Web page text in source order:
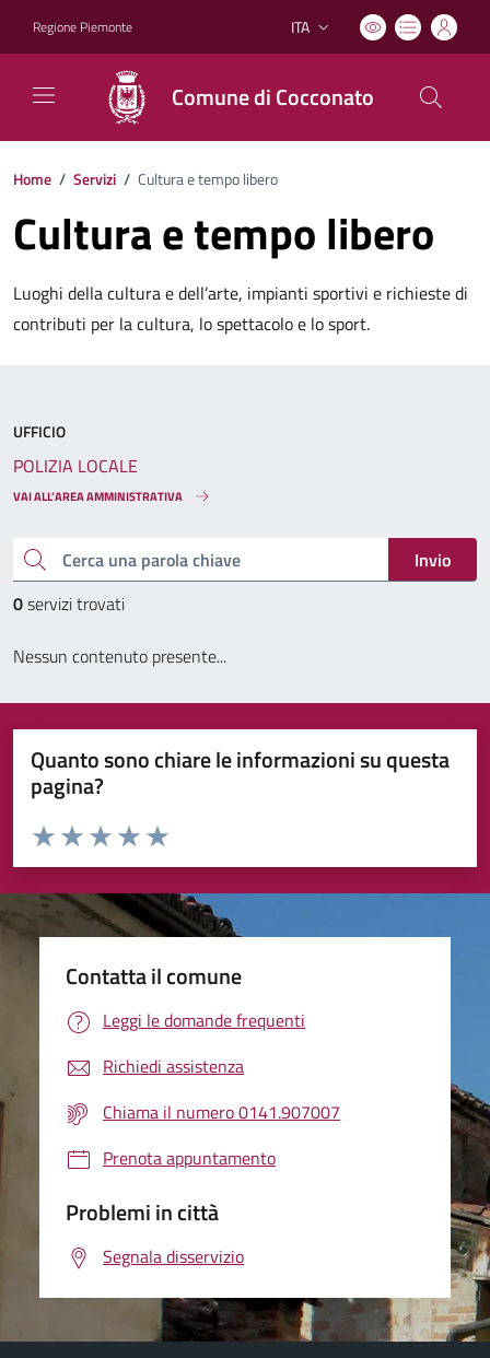
Regione Piemonte Lingua attiva:
ITA
Comune di Cocconato
Home / Servizi / Cultura e tempo libero
Cultura e tempo libero
Luoghi della cultura e dell’arte, impianti sportivi e richieste di
contributi per la cultura, lo spettacolo e lo sport.
Cerca una parola chiave
Invio
0servizi trovati
Nessun contenuto presente...
UFFICIO
POLIZIA LOCALE
VAI ALL’AREA AMMINISTRATIVA
Quanto sono chiare le informazioni su questa
pagina?
Valuta da 1 a 5 stelle la pagina
Valuta 5 stelle su 5
Valuta 4 stelle su 5
Valuta 3 stelle su 5
Valuta 2 stelle su 5
Valuta 1 stelle su 5
Contatta il comune
Leggi le domande frequenti
Richiedi assistenza
Chiama il numero 0141.907007
Prenota appuntamento
Problemi in città
Segnala disservizio